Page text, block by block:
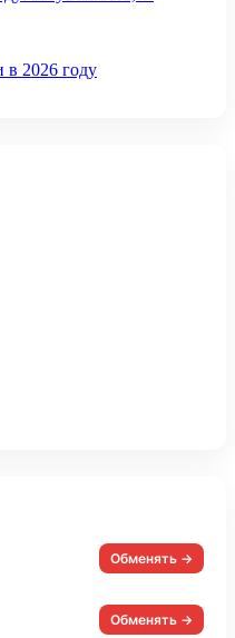
2026 году
Обменять →
Обменять →